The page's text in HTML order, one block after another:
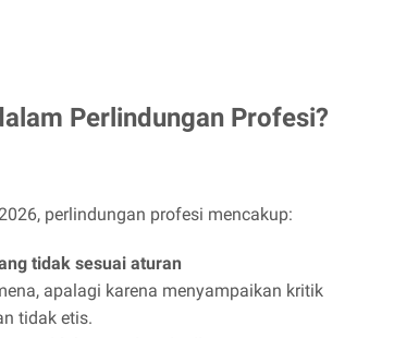
Perlindungan Profesi?
perlindungan profesi mencakup:
tidak sesuai aturan
apalagi karena menyampaikan kritik
tidak etis.